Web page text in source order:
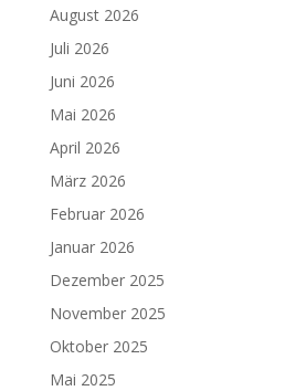
August 2026
Juli 2026
Juni 2026
Mai 2026
April 2026
März 2026
Februar 2026
Januar 2026
Dezember 2025
November 2025
Oktober 2025
Mai 2025